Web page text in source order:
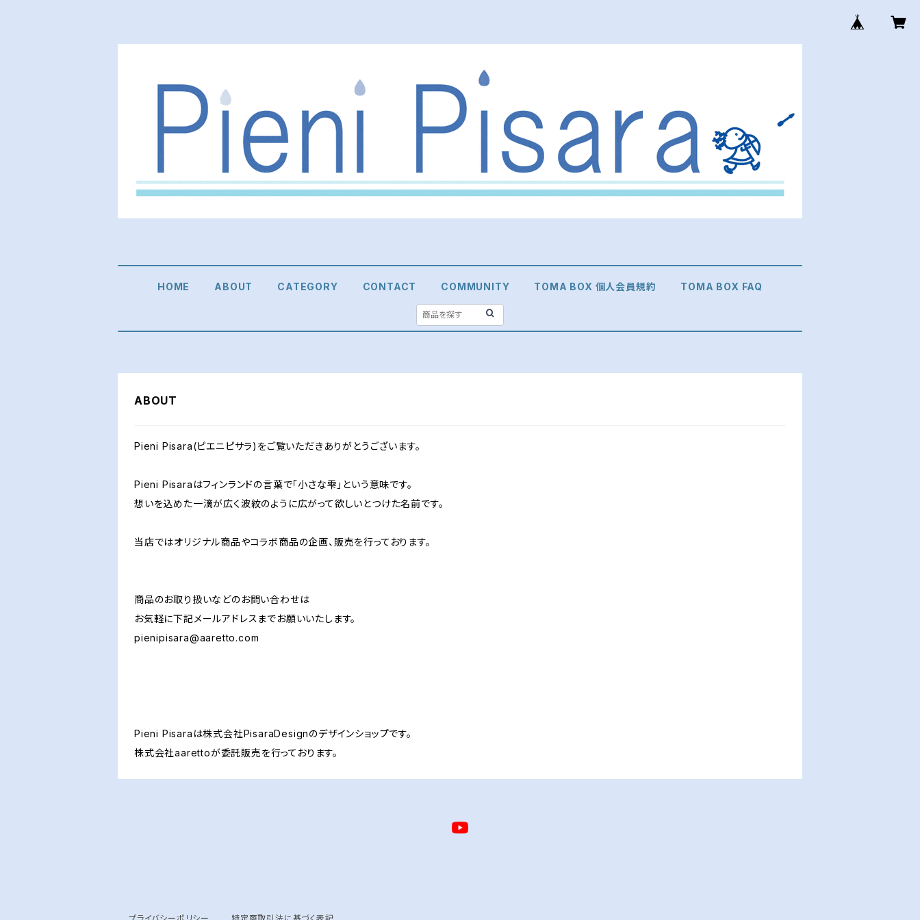
HOME ABOUT CATEGORY CONTACT COMMUNITY TOMA BOX 個人会員規約 TOMA BOX FAQ
ABOUT
Pieni Pisara(ピエニピサラ)をご覧いただきありがとうございます。
Pieni Pisaraはフィンランドの言葉で「小さな雫」という意味です。
想いを込めた一滴が広く波紋のように広がって欲しいとつけた名前です。
当店ではオリジナル商品やコラボ商品の企画、販売を行っております。
商品のお取り扱いなどのお問い合わせは
お気軽に下記メールアドレスまでお願いいたします。
pienipisara@aaretto.com
Pieni Pisaraは株式会社PisaraDesignのデザインショップです。
株式会社aarettoが委託販売を行っております。